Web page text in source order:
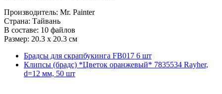
Производитель: Mr. Painter
Страна: Тайвань
В составе: 10 файлов
Размер: 20.3 х 20.3 см
Брадсы для скрапбукинга FB017 6 шт
Клипсы (брадс) *Цветок оранжевый* 7835534 Rayher,
d=12 мм, 50 шт